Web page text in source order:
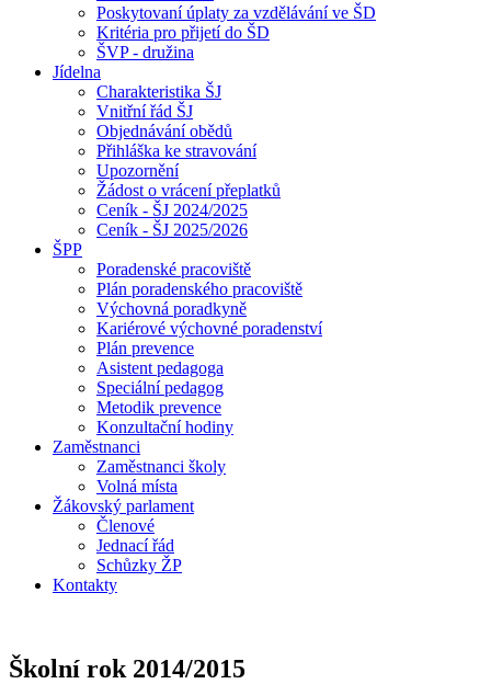
Poskytovaní úplaty za vzdělávání ve ŠD
Kritéria pro přijetí do ŠD
ŠVP - družina
Jídelna
Charakteristika ŠJ
Vnitřní řád ŠJ
Objednávání obědů
Přihláška ke stravování
Upozornění
Žádost o vrácení přeplatků
Ceník - ŠJ 2024/2025
Ceník - ŠJ 2025/2026
ŠPP
Poradenské pracoviště
Plán poradenského pracoviště
Výchovná poradkyně
Kariérové výchovné poradenství
Plán prevence
Asistent pedagoga
Speciální pedagog
Metodik prevence
Konzultační hodiny
Zaměstnanci
Zaměstnanci školy
Volná místa
Žákovský parlament
Členové
Jednací řád
Schůzky ŽP
Kontakty
Školní rok 2014/2015